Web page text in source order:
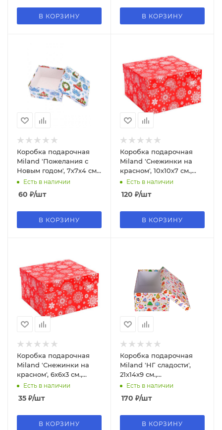
В КОРЗИНУ В КОРЗИНУ
Коробка подарочная
Miland 'Пожелания с
Новым годом', 7х7х4 см.,
квадратная (Серия 5в1),
картон, 1291
Есть в наличии
60 ₽/шт
В КОРЗИНУ
Коробка подарочная
Miland 'Снежинки на
красном', 10х10х7 см.,
квадратная (Серия 5в1),
картон, 1369
Есть в наличии
120 ₽/шт
В КОРЗИНУ
Коробка подарочная
Miland 'Снежинки на
красном', 6х6х3 см.,
квадратная (Серия 5в1),
картон, 1338
Есть в наличии
35 ₽/шт
В КОРЗИНУ
Коробка подарочная
Miland 'НГ сладости',
21х14х9 см.,
прямоугольная (Серия
10в1), картон, 1444
Есть в наличии
170 ₽/шт
В КОРЗИНУ